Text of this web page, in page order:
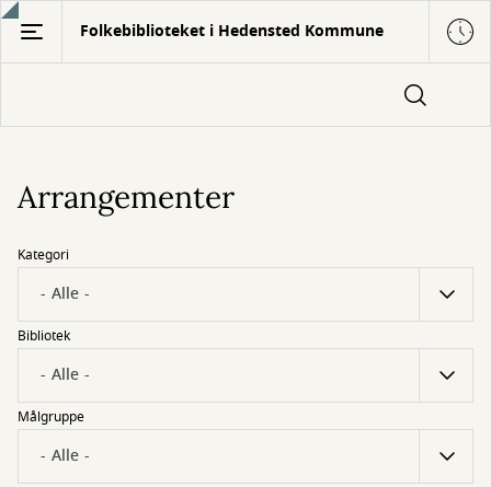
Gå
hovedindhold
Folkebiblioteket i Hedensted Kommune
Arrangementer
Kategori
Bibliotek
Målgruppe